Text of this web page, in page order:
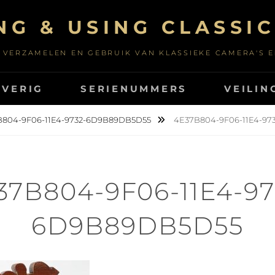
& USING
EN GEBRUIK VAN KLASSIEKE CAMERA'S
SERIENUMMERS
9F06-11E4-9732-6D9B89DB5D55 4E37B804-9F06-11E4-
9F06-11E4-
6D9B89DB5D55